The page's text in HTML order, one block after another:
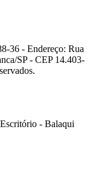
36 - Endereço: Rua
SP - CEP 14.403-
- Balaqui